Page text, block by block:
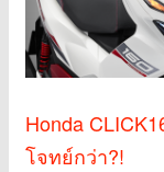
Honda
โจทย์กว่า?!